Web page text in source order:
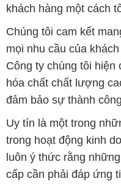
khách hàng một cách
Chúng tôi cam kết
mọi nhu cầu của
Công ty chúng tôi hiện
hóa chất chất lượng
đảm bảo sự thành
Uy tín là một trong
trong hoạt động kinh
luôn ý thức rằng
cấp cần phải đáp ứng